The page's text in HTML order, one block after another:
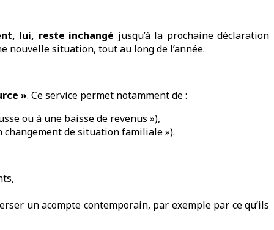
lui, reste inchangé jusqu’à la prochaine déclaration
nouvelle situation, tout au long de l’année.
». Ce service permet notamment de :
ou à une baisse de revenus »),
changement de situation familiale »).
un acompte contemporain, par exemple par ce qu’ils